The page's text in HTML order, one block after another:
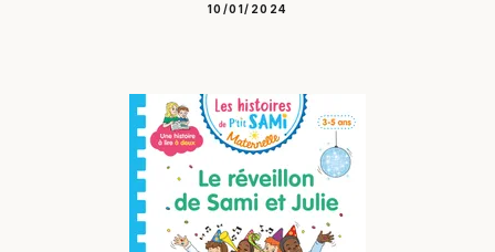
10/01/2024